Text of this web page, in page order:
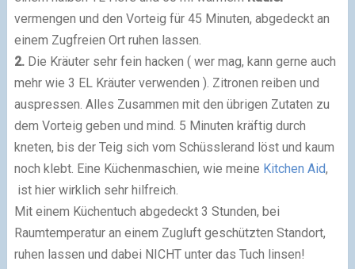
vermengen und den Vorteig für 45 Minuten, abgedeckt an
einem Zugfreien Ort ruhen lassen.
2.Die Kräuter sehr fein hacken ( wer mag, kann gerne auch
mehr wie 3 EL Kräuter verwenden ). Zitronen reiben und
auspressen. Alles Zusammen mit den übrigen Zutaten zu
dem Vorteig geben und mind. 5 Minuten kräftig durch
kneten, bis der Teig sich vom Schüsslerand löst und kaum
noch klebt. Eine Küchenmaschien, wie meine Kitchen Aid,
ist hier wirklich sehr hilfreich.
Mit einem Küchentuch abgedeckt 3 Stunden, bei
Raumtemperatur an einem Zugluft geschützten Standort,
ruhen lassen und dabei NICHT unter das Tuch linsen!